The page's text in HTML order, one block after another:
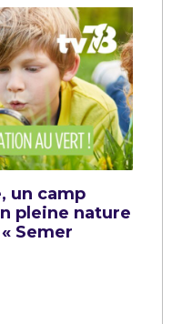
un camp
pleine nature
Semer